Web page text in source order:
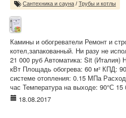
Сантехника и сауна / Трубы и котлы
Камины и обогреватели Ремонт и
котел,запакованный. Ни разу не
21 000 руб Автоматика: Sit (Италия)
кВт Площадь обогрева: 60 м² КПД:
системе отопления: 0.15 МПа
час Температура на выходе: 90°С 15
18.08.2017